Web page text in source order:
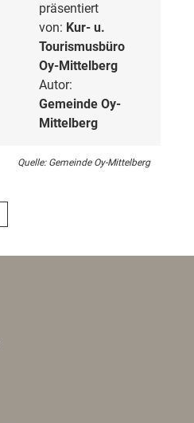
präsentiert
von: Kur- u.
Tourismusbüro
Oy-Mittelberg
Autor:
Gemeinde Oy-
Mittelberg
Quelle: Gemeinde Oy-Mittelberg